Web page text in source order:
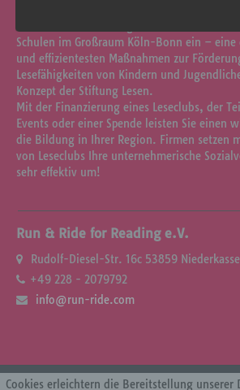
Schulen im Großraum Köln-Bonn ein – eine
und effizientesten Maßnahmen zur
Lesefähigkeiten von Kindern und
Konzept der Stiftung Lesen.
Mit der Finanzierung eines Leseclubs, der
Events oder einer Spende leisten Sie einen
die Bildung in Ihrer Region. Firmen setzen
von Leseclubs Ihre unternehmerische
sehr effektiv um!
Run & Ride for Reading e.V.
Rudolf-Diesel-Str. 16c 53859
+49 228 - 2079792
info@run-ride.com
Cookies erleichtern die Bereitstellung unserer
diesem Grund steht es jeder
frei, personenbezogene Daten
alternativen Wegen,
uns zu übermitteln.
Begriffsbestimmungen
Die Datenschutzerklärung beruht auf den
durch den Europäischen Richtlinien- und
beim Erlass der Datenschutz-
Geschäftspartner einfach lesbar und
dies zu gewährleisten, möchten wir vorab
Begrifflichkeiten erläutern.
Wir verwenden in dieser
unter anderem die folgenden
Personenbezogene Daten sind alle